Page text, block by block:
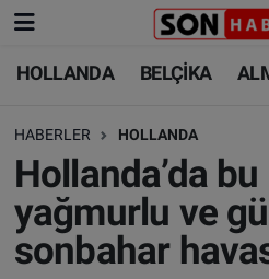
HOLLANDA BELÇİKA
HABERLER HOLLANDA
Hollanda’da
yağmurlu ve
sonbahar
HOLLANDA
BELÇİKA
ALMANYA
FRANSA
HOLLANDA
BELÇİKA
ALMANYA
TÜRKİYE
Nöbetçi Eczaneler
Hava Durumu
Trafik Durumu
Süper Lig Puan Durumu